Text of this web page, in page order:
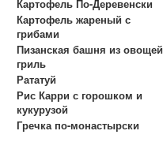
Картофель По-Деревенски
Картофель жареный с
грибами
Пизанская башня из овощей
гриль
Рататуй
Рис Карри с горошком и
кукурузой
Гречка по-монастырски